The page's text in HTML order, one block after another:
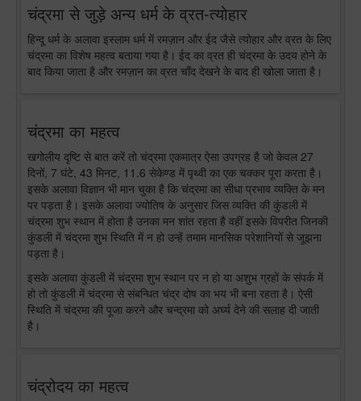
चंद्रमा से जुड़े अन्य धर्म के व्रत-त्योहार
हिन्दू धर्म के अलावा इस्लाम धर्म में रमज़ान और ईद जैसे त्योहार और व्रत के लिए
चंद्रमा का विशेष महत्व बताया गया है। ईद का व्रत ही चंद्रमा के उदय होने के
बाद किया जाता है और रमज़ान का व्रत चाँद देखने के बाद ही खोला जाता है।
चंद्रमा का महत्व
खगोलीय दृष्टि से बात करें तो चंद्रमा एकमात्र ऐसा उपग्रह है जो केवल 27
दिनों, 7 घंटे, 43 मिनट, 11.6 सेकेण्ड में पृथ्वी का एक चक्कर पूरा करता है।
इसके अलावा विज्ञान भी मान चुका है कि चंद्रमा का सीधा प्रभाव व्यक्ति के मन
पर पड़ता है। इसके अलावा ज्योतिष के अनुसार जिस व्यक्ति की कुंडली में
चंद्रमा शुभ स्थान में होता है उनका मन शांत रहता है वहीं इसके विपरीत जिनकी
कुंडली में चंद्रमा शुभ स्थिति में न हो उन्हें तमाम मानसिक परेशानियों से जूझना
पड़ता है।
इसके अलावा कुंडली में चंद्रमा शुभ स्थान पर न हो या अशुभ ग्रहों के संपर्क में
हो तो कुंडली में चंद्रमा से संबन्धित चंद्र दोष का भय भी बना रहता है। ऐसी
स्थिति में चंद्रमा की पूजा करने और चन्द्रमा को अर्घ्य देने की सलाह दी जाती
है।
चंद्रोदय का महत्व